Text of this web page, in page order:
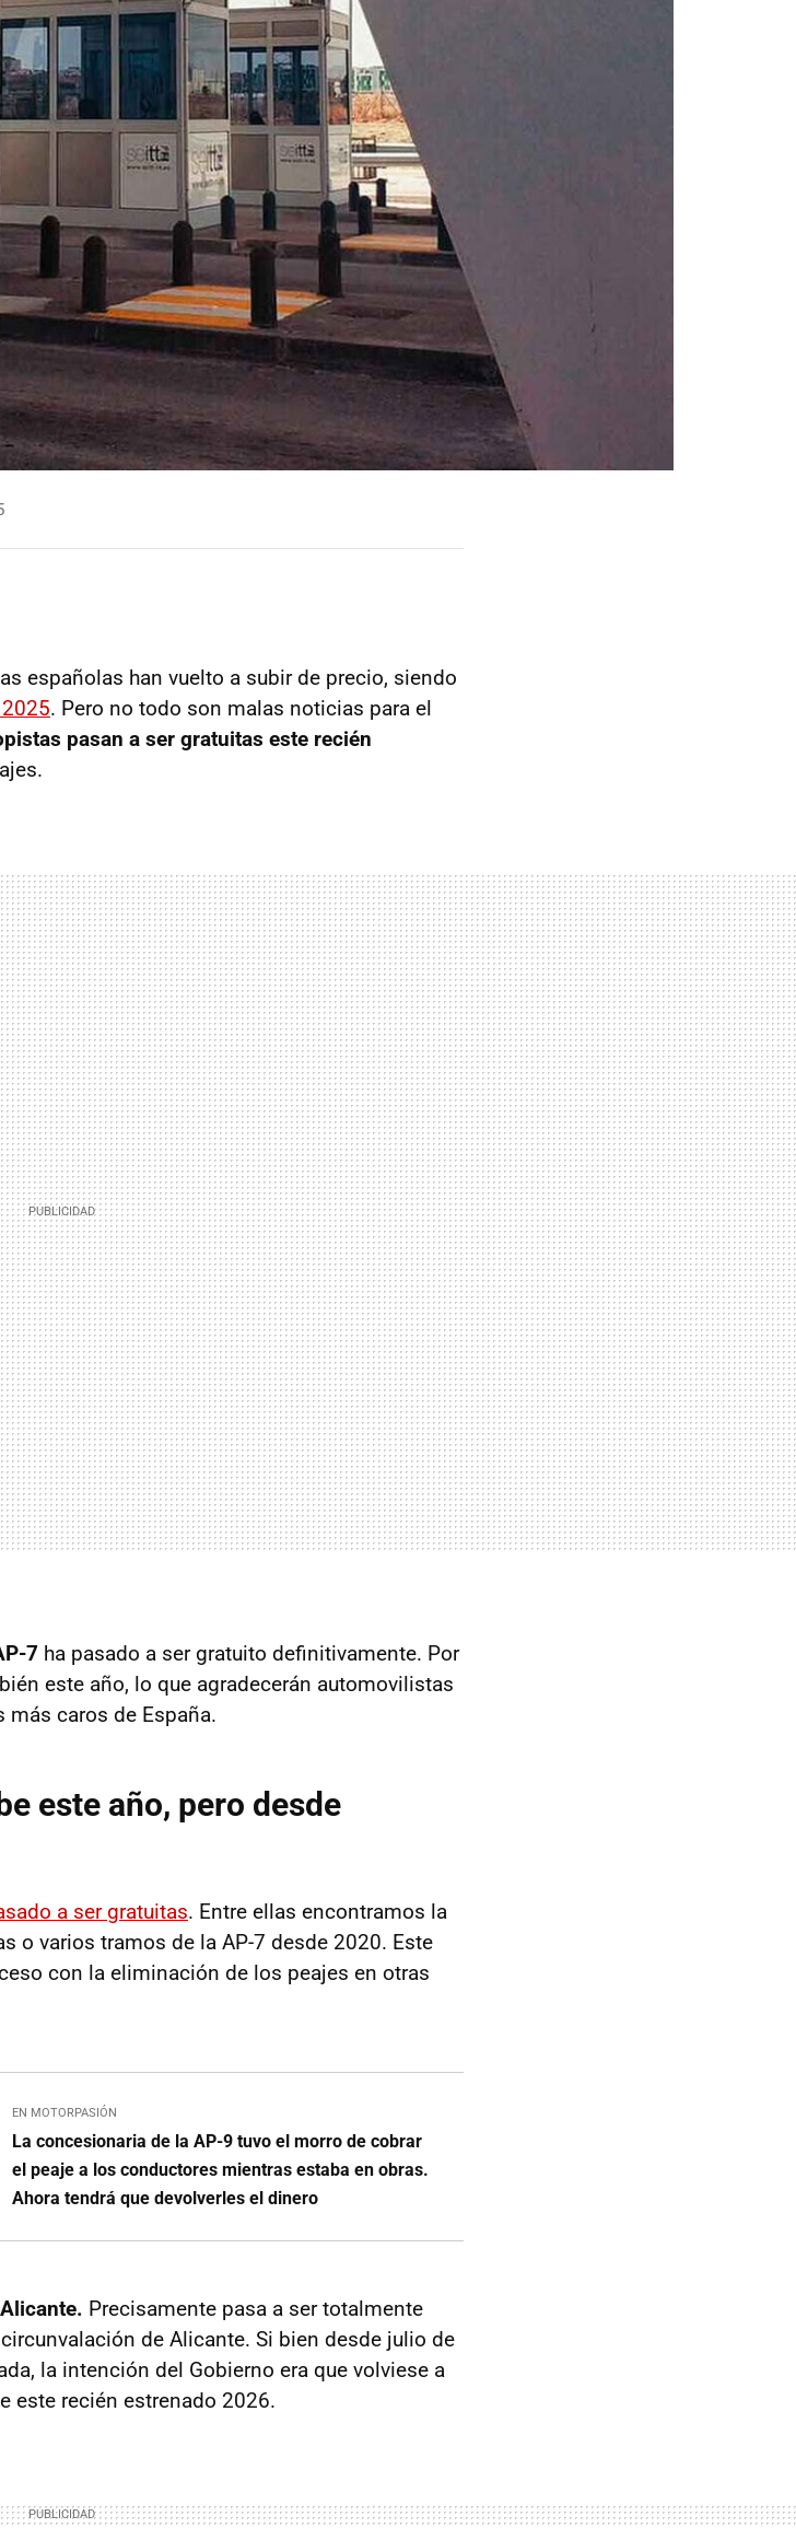
españolas han vuelto a subir de precio, siendo
. Pero no todo son malas noticias para el
pasan a ser gratuitas este recién
7 ha pasado a ser gratuito definitivamente. Por
este año, lo que agradecerán automovilistas
caros de España.
este año, pero desde
a ser gratuitas. Entre ellas encontramos la
o varios tramos de la AP-7 desde 2020. Este
con la eliminación de los peajes en otras
EN MOTORPASIÓN
La concesionaria de la AP-9 tuvo el morro de cobrar
el peaje a los conductores mientras estaba en obras.
Ahora tendrá que devolverles el dinero
Precisamente pasa a ser totalmente
de Alicante. Si bien desde julio de
la intención del Gobierno era que volviese a
este recién estrenado 2026.